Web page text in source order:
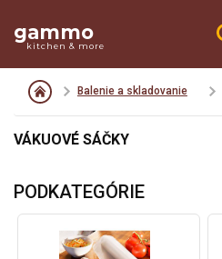
gammo
kitchen & more
Balenie a skladovanie
VÁKUOVÉ SÁČKY
PODKATEGÓRIE